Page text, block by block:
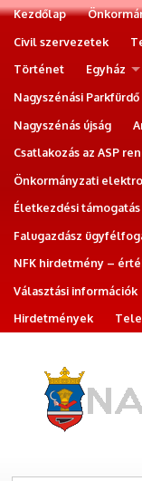
Kezdőlap
Civil szervezetek
Történet
Egyház
Nagyszénási Parkfürdő
Nagyszénás újság
Csatlakozás az ASP
Önkormányzati
Életkezdési
Falugazdász
NFK hirdetmény –
Választási információk
Hirdetmények